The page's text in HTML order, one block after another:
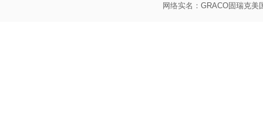
网络实名： GRACO固瑞克美